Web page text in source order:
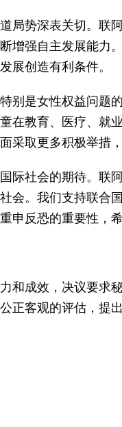
局势深表关切。联
增强自主发展能力
展创造有利条件。
别是女性权益问题
在教育、医疗、就
采取更多积极举措
际社会的期待。联
会。我们支持联合
申反恐的重要性，
和成效，决议要求
正客观的评估，提